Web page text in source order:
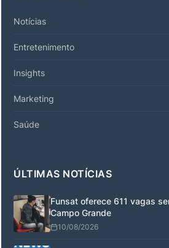
Notícias
Entretenimento
Insights
Marketing
Saúde
ÚLTIMAS NOTÍCIAS
Funsat oferece 611 vagas
Campo Grande
10/08/2026